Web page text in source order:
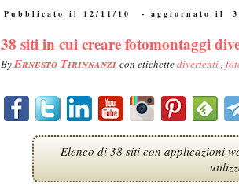
Pubblicato il 12/11/10 - aggiornato il
38 siti in cui creare fotomontaggi
ByErnesto Tirinnanzi con etichettedivertenti,
Elenco di 38 siti con applicazioni